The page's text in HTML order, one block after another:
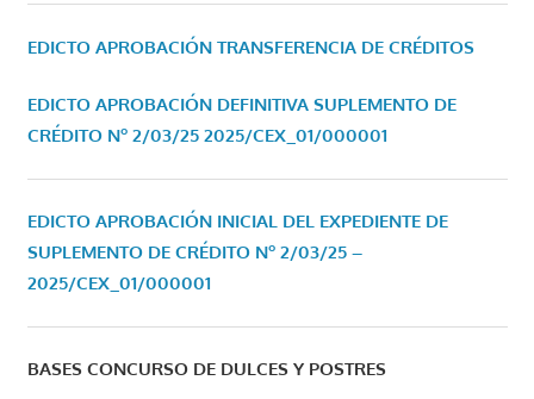
EDICTO APROBACIÓN TRANSFERENCIA DE CRÉDITOS
EDICTO APROBACIÓN DEFINITIVA SUPLEMENTO DE
CRÉDITO Nº 2/03/25 2025/CEX_01/000001
EDICTO APROBACIÓN INICIAL DEL EXPEDIENTE DE
SUPLEMENTO DE CRÉDITO Nº 2/03/25 –
2025/CEX_01/000001
BASES CONCURSO DE DULCES Y POSTRES